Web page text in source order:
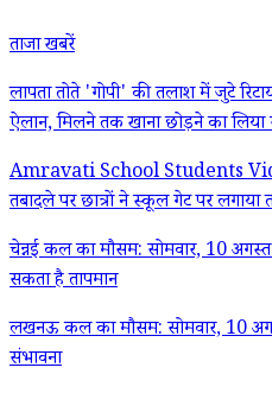
ताजा खबरें
लापता तोते 'गोपी' की तलाश में जुटे
ऐलान, मिलने तक खाना छोड़ने का
Amravati School Students
तबादले पर छात्रों ने स्कूल गेट पर लगाया
चेन्नई कल का मौसम: सोमवार, 10
सकता है तापमान
लखनऊ कल का मौसम: सोमवार, 10
संभावना